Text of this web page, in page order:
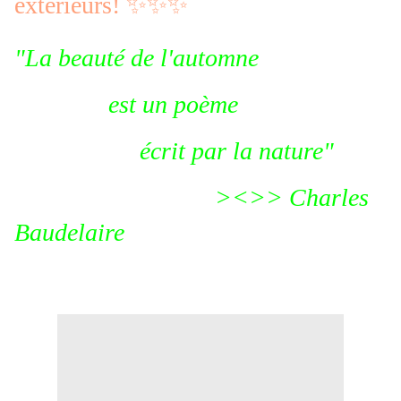
"La beauté de l'automne
est un poème
écrit par la nature"
><>> Charles
Baudelaire